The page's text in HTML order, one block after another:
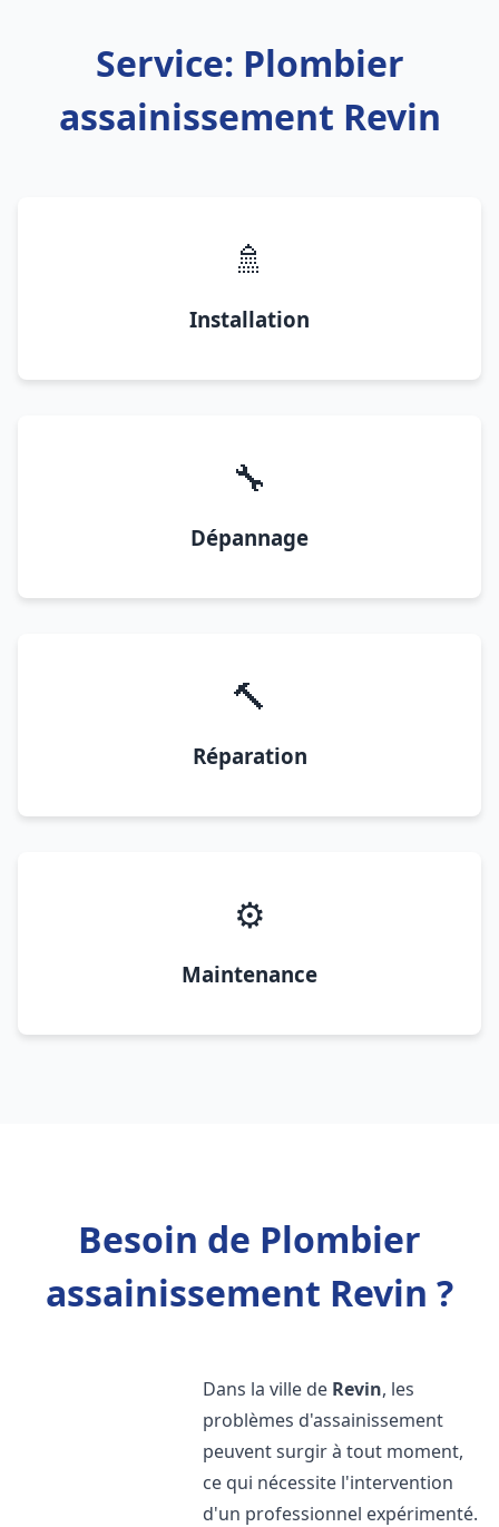
Service: Plombier
assainissement Revin
🚿
Installation
🔧
Dépannage
🔨
Réparation
⚙️
Maintenance
Besoin de Plombier
assainissement Revin ?
Dans la ville de Revin, les
problèmes d'assainissement
peuvent surgir à tout moment,
ce qui nécessite l'intervention
d'un professionnel expérimenté.